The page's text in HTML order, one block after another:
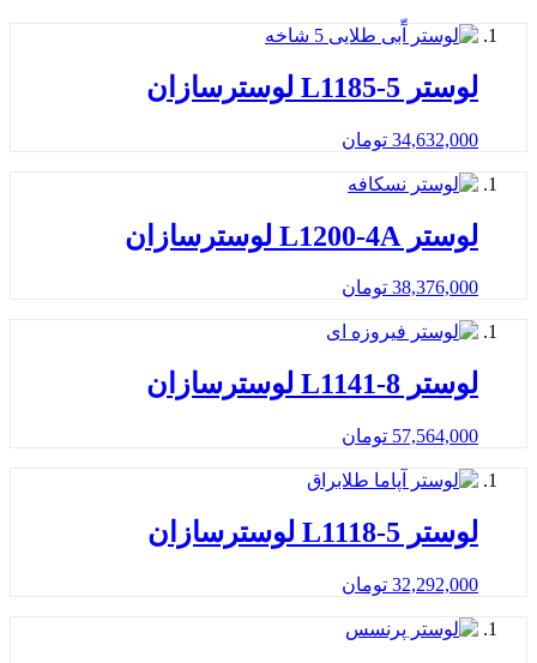
لوستر L1185-5 لوسترسازان
34,632,000 تومان
لوستر L1200-4A لوسترسازان
38,376,000 تومان
لوستر L1141-8 لوسترسازان
57,564,000 تومان
لوستر L1118-5 لوسترسازان
32,292,000 تومان